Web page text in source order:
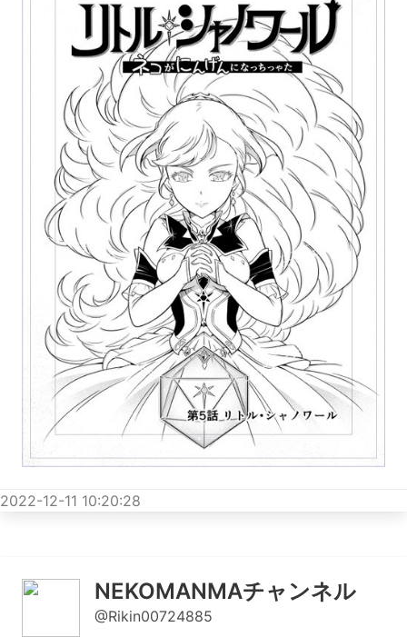
2022-12-11 10:20:28
NEKOMANMAチャンネル
@Rikin00724885